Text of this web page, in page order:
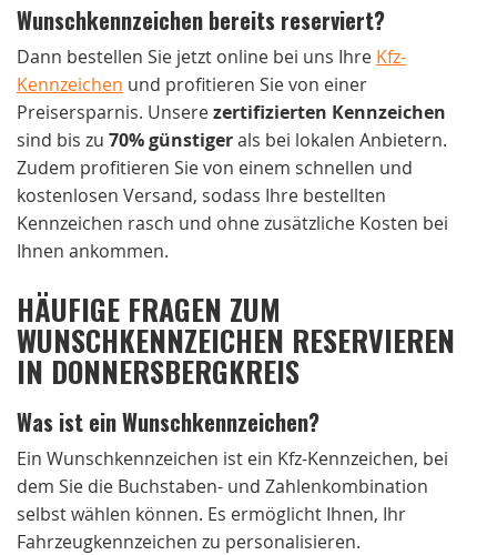
Wunschkennzeichen bereits reserviert?
Dann bestellen Sie jetzt online bei uns Ihre Kfz-
Kennzeichen und profitieren Sie von einer
Preisersparnis. Unserezertifizierten Kennzeichen
sind bis zu 70% günstigerals bei lokalen Anbietern.
Zudem profitieren Sie von einem schnellen und
kostenlosen Versand, sodass Ihre bestellten
Kennzeichen rasch und ohne zusätzliche Kosten bei
Ihnen ankommen.
HÄUFIGE FRAGEN ZUM
WUNSCHKENNZEICHEN RESERVIEREN
IN DONNERSBERGKREIS
Was ist ein Wunschkennzeichen?
Ein Wunschkennzeichen ist ein Kfz-Kennzeichen, bei
dem Sie die Buchstaben- und Zahlenkombination
selbst wählen können. Es ermöglicht Ihnen, Ihr
Fahrzeugkennzeichen zu personalisieren.